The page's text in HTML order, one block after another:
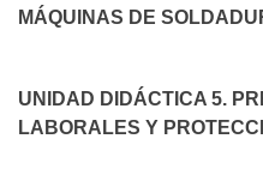
MÁQUINAS DE
UNIDAD DIDÁCTICA 5.
LABORALES Y